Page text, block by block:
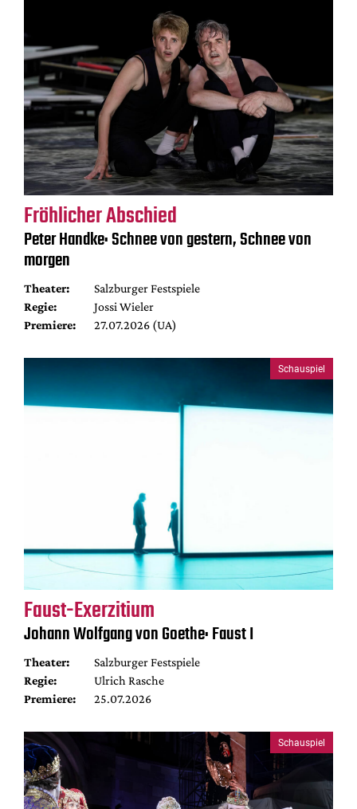
Fröhlicher Abschied
Peter Handke: Schnee von gestern, Schnee von
morgen
Theater:
Salzburger Festspiele
Regie:
Jossi Wieler
Premiere:
27.07.2026 (UA)
Schauspiel
Faust-Exerzitium
Johann Wolfgang von Goethe: Faust I
Theater:
Salzburger Festspiele
Regie:
Ulrich Rasche
Premiere:
25.07.2026
Schauspiel